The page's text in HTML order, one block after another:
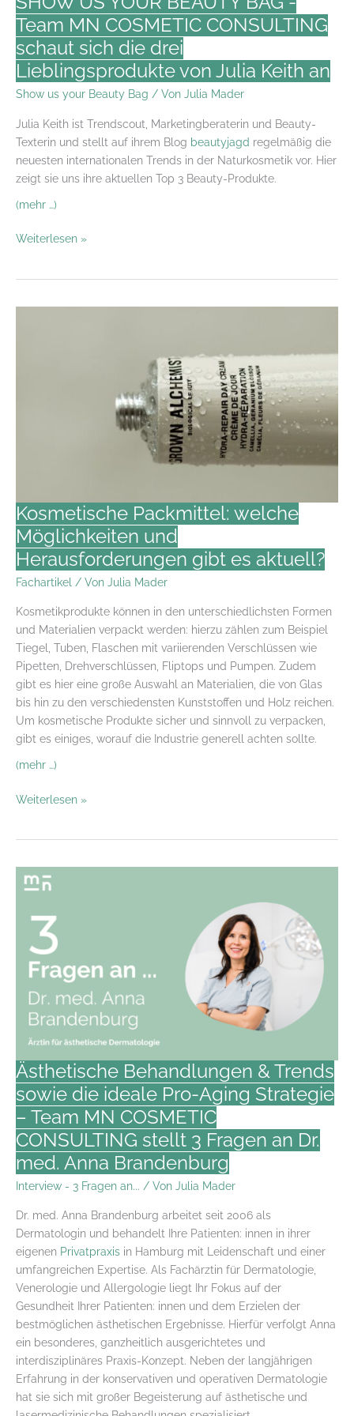
3
Fragen
an
Claudia
Oelrich
Team MN COSMETIC CONSULTING
schaut sich die drei
Lieblingsprodukte von Julia Keith an
Show us your Beauty Bag / Von Julia Mader
Julia Keith ist Trendscout, Marketingberaterin und Beauty-
Texterin und stellt auf ihrem Blog beautyjagd regelmäßig die
neuesten internationalen Trends in der Naturkosmetik vor. Hier
zeigt sie uns ihre aktuellen Top 3 Beauty-Produkte.
(mehr …)
SHOW
BAG
von
Julia
Keith
an
Weiterlesen »
Kosmetische Packmittel: welche
Möglichkeiten und
Herausforderungen gibt es aktuell?
Fachartikel / Von Julia Mader
Kosmetikprodukte können in den unterschiedlichsten Formen
und Materialien verpackt werden: hierzu zählen zum Beispiel
Tiegel, Tuben, Flaschen mit variierenden Verschlüssen wie
Pipetten, Drehverschlüssen, Fliptops und Pumpen. Zudem
gibt es hier eine große Auswahl an Materialien, die von Glas
bis hin zu den verschiedensten Kunststoffen und Holz reichen.
Um kosmetische Produkte sicher und sinnvoll zu verpacken,
gibt es einiges, worauf die Industrie generell achten sollte.
(mehr …)
Kosmetische
Herausforderungen
aktuell?
Weiterlesen »
Ästhetische Behandlungen & Trends
sowie die ideale Pro-Aging Strategie
– Team MN COSMETIC
CONSULTING stellt 3 Fragen an Dr.
med. Anna Brandenburg
Interview - 3 Fragen an... / Von Julia Mader
Dr. med. Anna Brandenburg arbeitet seit 2006 als
Dermatologin und behandelt Ihre Patienten: innen in ihrer
eigenen Privatpraxis in Hamburg mit Leidenschaft und einer
umfangreichen Expertise. Als Fachärztin für Dermatologie,
Venerologie und Allergologie liegt Ihr Fokus auf der
Gesundheit Ihrer Patienten: innen und dem Erzielen der
bestmöglichen ästhetischen Ergebnisse. Hierfür verfolgt Anna
ein besonderes, ganzheitlich ausgerichtetes und
interdisziplinäres Praxis-Konzept. Neben der langjährigen
Erfahrung in der konservativen und operativen Dermatologie
hat sie sich mit großer Begeisterung auf ästhetische und